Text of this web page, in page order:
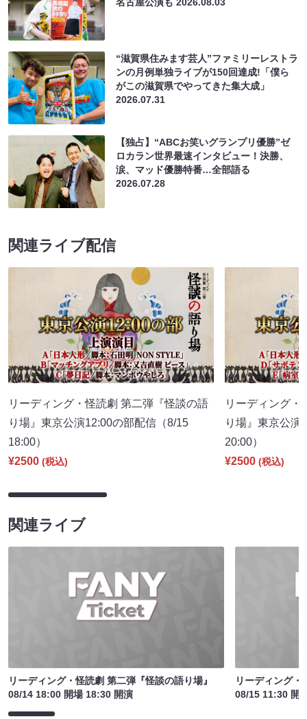
名古屋公演も2026.08.03
“滋賀県住みます芸人”ファミリーレストラ
ンの月例単独ライブが150回達成!「僕ら
がこの滋賀県でやってきた集大成」
2026.07.31
【独占】“ABCお笑いグランプリ優勝”ゼ
ロカラン世界最速インタビュー！決勝、
涙、マッド優勝特番…全部語る
2026.07.28
関連ライブ配信
リーディング・怪読劇 第二弾『怪談の語
り場』東京公演12:00の部配信（8/15
18:00）
¥2500 (税込)
リーディング・
り場』東京公
20:00）
¥2500 (税込)
関連ライブ
リーディング・怪読劇 第二弾『怪談の語り場』
08/14 18:00 開場 18:30 開演
リーディング・
08/15 11:30 開